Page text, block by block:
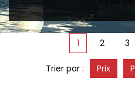
1 2 3
Trier par : Prix